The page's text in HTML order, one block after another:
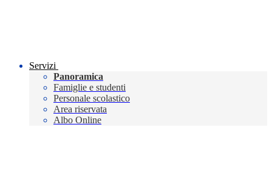
Servizi
Panoramica
Famiglie e studenti
Personale scolastico
Area riservata
Albo Online